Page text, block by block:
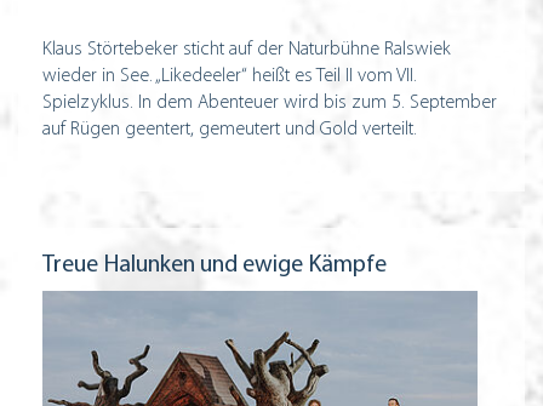
Klaus Störtebeker sticht auf der Naturbühne Ralswiek
wieder in See. „Likedeeler“ heißt es Teil II vom VII.
Spielzyklus. In dem Abenteuer wird bis zum 5. September
auf Rügen geentert, gemeutert und Gold verteilt.
Treue Halunken und ewige Kämpfe